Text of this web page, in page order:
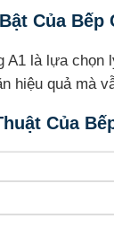
Của Bếp
A1 là lựa
hiệu quả mà
Của